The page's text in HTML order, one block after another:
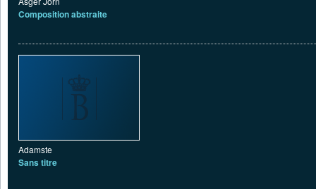
Composition abstraite
Adamste
Sans titre